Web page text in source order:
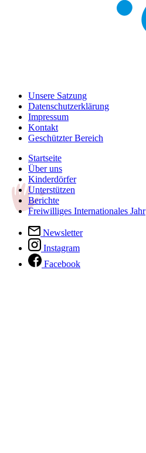
Unsere Satzung
Datenschutzerklärung
Impressum
Kontakt
Geschützter Bereich
Startseite
Über uns
Kinderdörfer
Unterstützen
Berichte
Freiwilliges Internationales Jahr
Newsletter
Instagram
Facebook